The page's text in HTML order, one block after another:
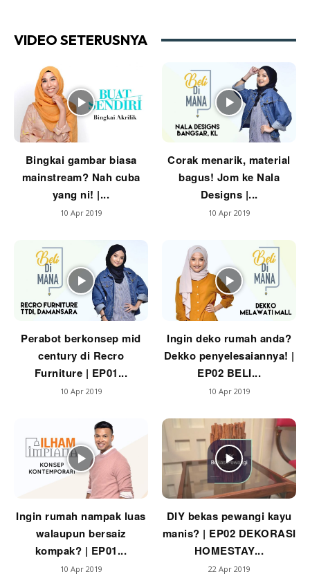
Kafe
Hartanah
Beli Di Mana
Buat Sendiri
Ilham Impiana 360
Ilham Impiana Inspirasi Selebriti
Impiana TV
Casa Impiana
Lahar Dekor
Sembang Dekor
Sembang Laman
Tip Laman
Hub Ideaktiv
VIDEO SETERUSNYA
Bingkai gambar biasa
mainstream? Nah cuba
yang ni! |...
10 Apr 2019
Corak menarik, material
bagus! Jom ke Nala
Designs |...
10 Apr 2019
Perabot berkonsep mid
century di Recro
Furniture | EP01...
10 Apr 2019
Ingin deko rumah anda?
Dekko penyelesaiannya! |
EP02 BELI...
10 Apr 2019
Ingin rumah nampak luas
walaupun bersaiz
kompak? | EP01...
10 Apr 2019
DIY bekas pewangi kayu
manis? | EP02 DEKORASI
HOMESTAY...
22 Apr 2019